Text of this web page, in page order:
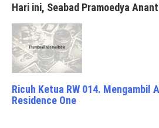
Hari ini, Seabad Pramoedya
Ricuh Ketua RW 014. Mengambil
Residence One